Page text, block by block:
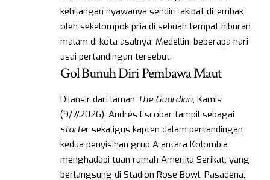
kehilangan nyawanya sendiri, akibat ditembak
oleh sekelompok pria di sebuah tempat hiburan
malam di kota asalnya, Medellin, beberapa hari
usai pertandingan tersebut.
Gol Bunuh Diri Pembawa Maut
Dilansir dari laman The Guardian, Kamis
(9/7/2026), Andrés Escobar tampil sebagai
starter sekaligus kapten dalam pertandingan
kedua penyisihan grup A antara Kolombia
menghadapi tuan rumah Amerika Serikat, yang
berlangsung di Stadion Rose Bowl, Pasadena,